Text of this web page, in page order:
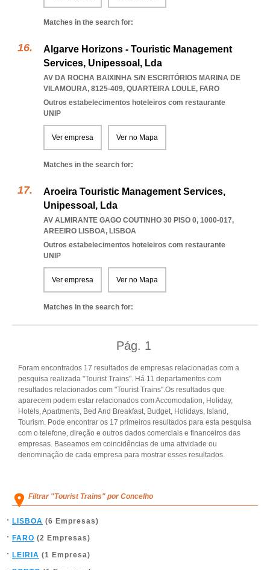
Matches in the search for:
Algarve Horizons - Touristic Management
Services, Unipessoal, Lda
AV DA ROCHA BAIXINHA S/N ESCRITÓRIOS MARINA DE
VILAMOURA, 8125-409, QUARTEIRA LOULE, FARO
Outros estabelecimentos hoteleiros com restaurante
UNIP
Ver empresa Ver no Mapa
Matches in the search for:
Aroeira Touristic Management Services,
Unipessoal, Lda
AV ALMIRANTE GAGO COUTINHO 30 PISO 0, 1000-017,
AREEIRO LISBOA, LISBOA
Outros estabelecimentos hoteleiros com restaurante
UNIP
Ver empresa Ver no Mapa
Matches in the search for:
Pág. 1
Foram encontrados 17 resultados de empresas relacionadas com a
pesquisa realizada "Tourist Trains". Há 11 departamentos com
resultados relacionados com "Tourist Trains".Os resultados que
aparecem podem estar relacionados com Accomodation, Holiday,
Hotels, Apartments, Bed And Breakfast, Budget, Holidays, Island,
Tourism. Pode encontrar os 17 primeiros resultados para esta pesquisa
com o telefone, direção e outros dados comerciais e financeiros das
empresas. Baseamos em coincidências de uma atividade ou
denominação de cada empresa para mostrar esses resultados.
Filtrar "Tourist Trains" por Concelho
LISBOA (6 Empresas)
FARO (2 Empresas)
LEIRIA (1 Empresa)